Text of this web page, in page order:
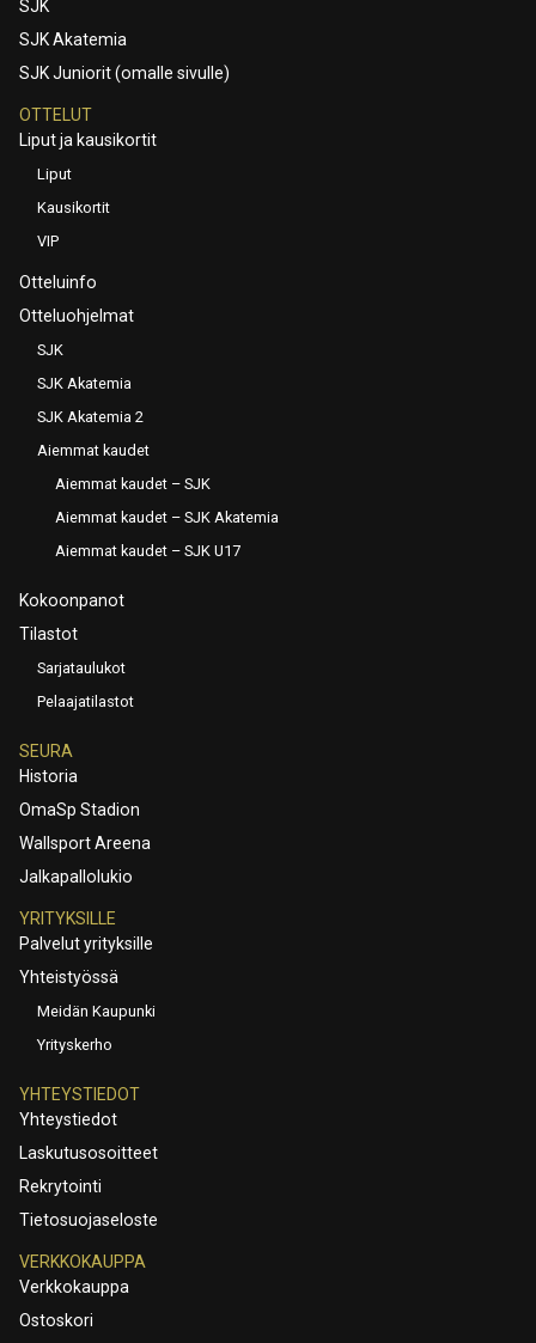
SJK
SJK Akatemia
SJK Juniorit (omalle sivulle)
OTTELUT
Liput ja kausikortit
Liput
Kausikortit
VIP
Otteluinfo
Otteluohjelmat
SJK
SJK Akatemia
SJK Akatemia 2
Aiemmat kaudet
Aiemmat kaudet – SJK
Aiemmat kaudet – SJK Akatemia
Aiemmat kaudet – SJK U17
Kokoonpanot
Tilastot
Sarjataulukot
Pelaajatilastot
SEURA
Historia
OmaSp Stadion
Wallsport Areena
Jalkapallolukio
YRITYKSILLE
Palvelut yrityksille
Yhteistyössä
Meidän Kaupunki
Yrityskerho
YHTEYSTIEDOT
Yhteystiedot
Laskutusosoitteet
Rekrytointi
Tietosuojaseloste
VERKKOKAUPPA
Verkkokauppa
Ostoskori